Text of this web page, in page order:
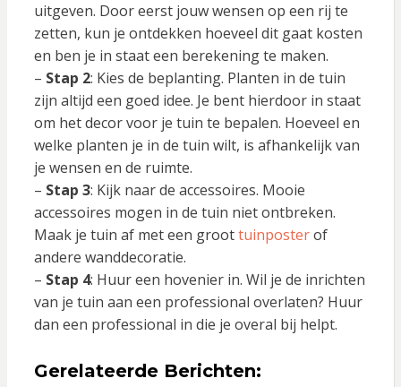
uitgeven. Door eerst jouw wensen op een rij te
zetten, kun je ontdekken hoeveel dit gaat kosten
en ben je in staat een berekening te maken.
– Stap 2: Kies de beplanting. Planten in de tuin
zijn altijd een goed idee. Je bent hierdoor in staat
om het decor voor je tuin te bepalen. Hoeveel en
welke planten je in de tuin wilt, is afhankelijk van
je wensen en de ruimte.
– Stap 3: Kijk naar de accessoires. Mooie
accessoires mogen in de tuin niet ontbreken.
Maak je tuin af met een groottuinposterof
andere wanddecoratie.
– Stap 4: Huur een hovenier in. Wil je de inrichten
van je tuin aan een professional overlaten? Huur
dan een professional in die je overal bij helpt.
Gerelateerde Berichten: